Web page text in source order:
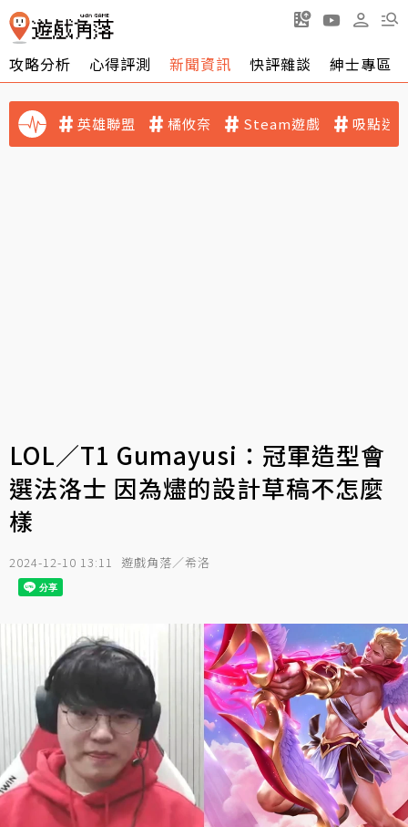
攻略分析 心得評測 新聞資訊 快評雜談 紳士專區
英雄聯盟 橘攸奈 Steam遊戲 吸點迷
LOL／T1 Gumayusi：冠軍造型會
選法洛士 因為燼的設計草稿不怎麼
樣
2024-12-10 13:11 遊戲角落／希洛